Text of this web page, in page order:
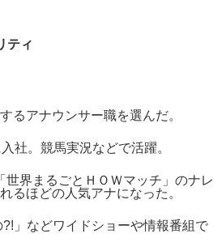
ティ
るアナウンサー職を選んだ。
社。競馬実況などで活躍。
界まるごとＨＯＷマッチ」のナレ
るほどの人気アナになった。
」などワイドショーや情報番組で